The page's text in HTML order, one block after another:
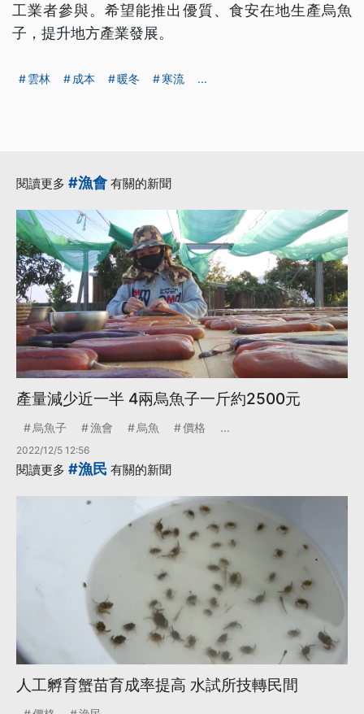
工業者參與。希望能推出優質、食安在地生產烏魚
子，提升地方產業發展。
雲林 成本 暖冬 寒流 ...
閱讀更多 #漁會 有關的新聞
產量減少近一半 4兩烏魚子一斤約2500元
烏魚子 漁會 烏魚 價格 ...
2022/12/5 12:56
閱讀更多 #漁民 有關的新聞
人工孵育蟹苗育成率提高 水試所技轉民間